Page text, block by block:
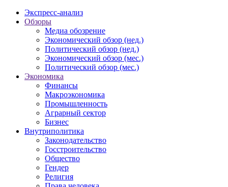
Экспресс-анализ
Обзоры
Медиа обозрение
Экономический обзор (нед.)
Политический обзор (нед.)
Экономический обзор (мес.)
Политический обзор (мес.)
Экономика
Финансы
Макроэкономика
Промышленность
Аграрный сектор
Бизнес
Внутриполитика
Законодательство
Госстроительство
Общество
Гендер
Религия